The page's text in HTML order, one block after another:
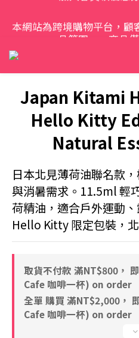
品範圍」，商品
歡迎光
Japan Kitami
Hello Kitty
Natural
日本北見薄荷油聯名款
與消暑需求。11.5ml 輕
荷精油，適合戶外運動
Hello Kitty 限定包裝，
取貨不付款 滿NT$800，
Cafe 咖啡一杯) on order
全單 購買 滿NT$2,000，
Cafe 咖啡一杯) on order